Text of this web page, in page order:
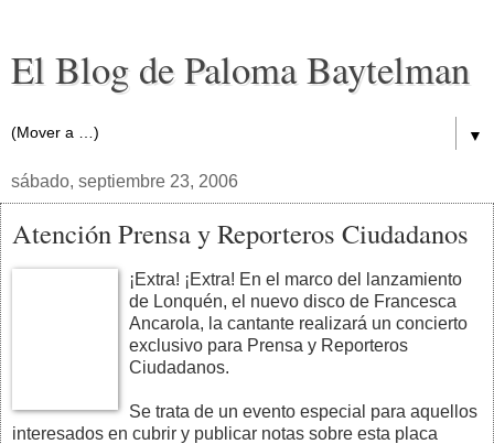
El Blog de Paloma Baytelman
▼
sábado, septiembre 23, 2006
Atención Prensa y Reporteros Ciudadanos
¡Extra! ¡Extra! En el marco del lanzamiento
de Lonquén, el nuevo disco de Francesca
Ancarola, la cantante realizará un concierto
exclusivo para Prensa y Reporteros
Ciudadanos.
Se trata de un evento especial para aquellos
interesados en cubrir y publicar notas sobre esta placa